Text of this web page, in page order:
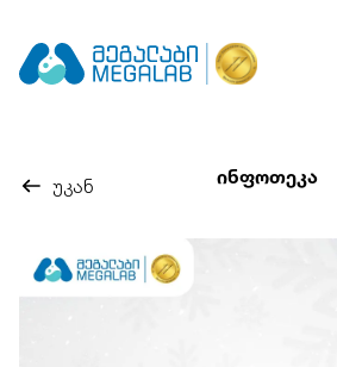
უკან ინფოთეკა